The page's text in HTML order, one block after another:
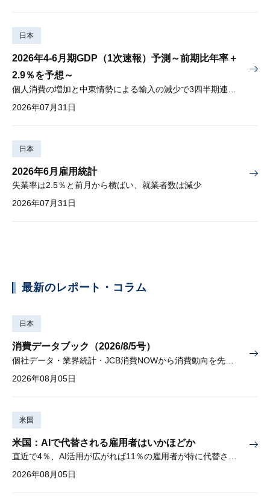
日本
2026年4-6月期GDP（1次速報）予測～前期比年率＋
2.9％を予想～
2026年07月31日
日本
2026年6月雇用統計
失業率は2.5％と前月から横ばい、就業者数は減少
2026年07月31日
最新のレポート・コラム
日本
消費データブック（2026/8/5号）
2026年08月05日
米国
米国：AIで代替される雇用者はいかほどか
直近で4％、AI活用が広がれば11％の雇用者が特に代替されやすい
2026年08月05日